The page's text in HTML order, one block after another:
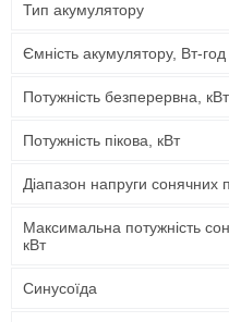
Тип акумулятору
Ємність акумулятору, Вт-год
Потужність безперервна, кВт
Потужність пікова, кВт
Діапазон напруги сонячних
Максимальна потужність
кВт
Синусоїда